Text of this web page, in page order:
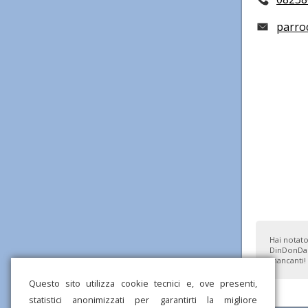
Questo sito utilizza cookie tecnici e, ove presenti,
statistici anonimizzati per garantirti la migliore
Hai
mancanti!